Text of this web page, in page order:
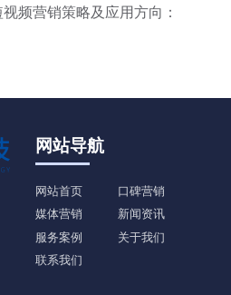
频营销策略及应用方向：
网站导航
网站首页
口碑营销
媒体营销
新闻资讯
服务案例
关于我们
联系我们